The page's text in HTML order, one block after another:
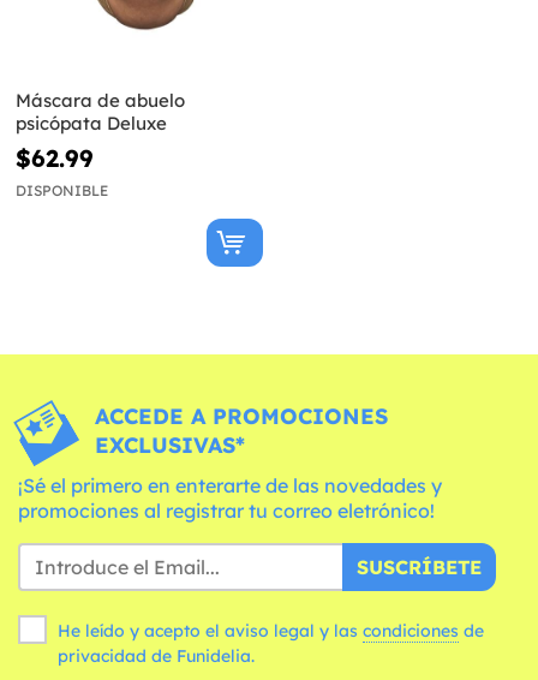
Máscara de abuelo
psicópata Deluxe
$62.99
DISPONIBLE
ACCEDE A PROMOCIONES
EXCLUSIVAS*
¡Sé el primero en enterarte de las novedades y
promociones al registrar tu correo eletrónico!
SUSCRÍBETE
He leído y acepto el aviso legal y las condiciones
privacidad de Funidelia.